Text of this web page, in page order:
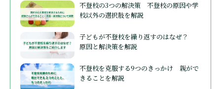
不登校の3つの解決策 不登校の原因や学
校以外の選択肢を解説
子どもが不登校を繰り返すのはなぜ？
原因と解決策を解説
不登校を克服する9つのきっかけ 親がで
きることを解説